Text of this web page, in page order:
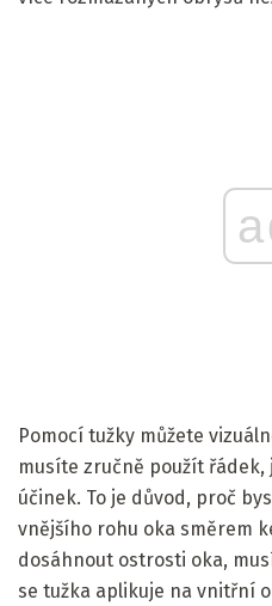
Pomocí tužky můžete
musíte zručně použít
účinek. To je důvod, proč
vnějšího rohu oka směrem
dosáhnout ostrosti oka,
se tužka aplikuje na vnitřní